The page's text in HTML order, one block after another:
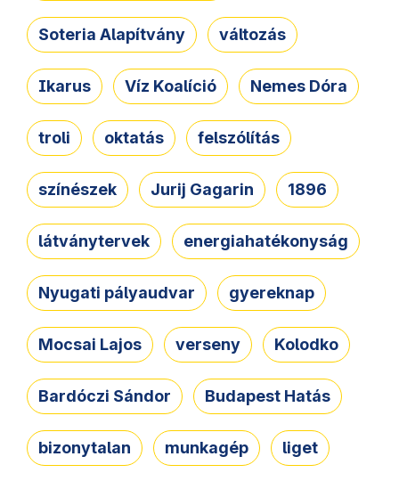
Soteria Alapítvány változás
Ikarus Víz Koalíció Nemes Dóra
troli oktatás felszólítás
színészek Jurij Gagarin 1896
látványtervek energiahatékonyság
Nyugati pályaudvar gyereknap
Mocsai Lajos verseny Kolodko
Bardóczi Sándor Budapest Hatás
bizonytalan munkagép liget